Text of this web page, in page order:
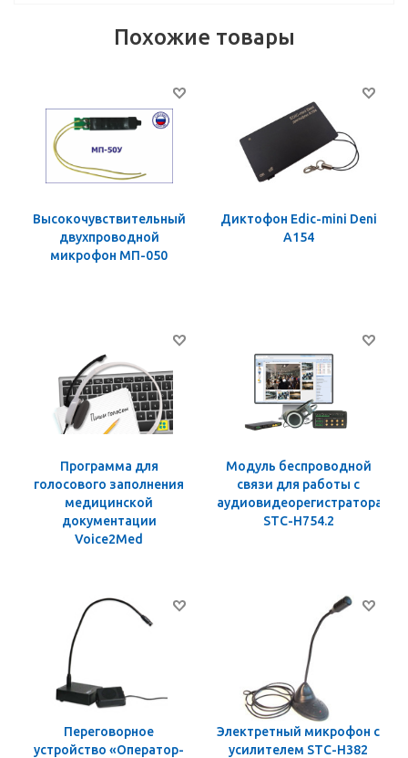
Похожие товары
Высокочувствительный
двухпроводной
микрофон МП-050
Диктофон Edic-mini Deni
A154
Программа для
голосового заполнения
медицинской
документации
Voice2Med
Модуль беспроводной
связи для работы с
аудиовидеорегистраторами
STC-H754.2
Переговорное
устройство «Оператор-
Электретный микрофон с
усилителем STC-Н382